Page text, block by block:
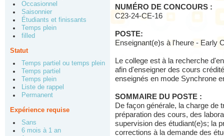
Occasionnel
Saisonnier
Étudiants et finissants
Temps plein
filled
Statut
Temps partiel ou temps plein
Temps partiel
Temps plein
Liste de rappel
Permanent
Expérience requise
Sans
6 mois à 1 an
NUMÉRO DE CONCOURS :
C23-24-CE-16
POSTE:
Enseignant(e)s à l'heure - Early
Le college est à la recherche
afin d'enseigner des cours
enseignés en mode Synchrone
SOMMAIRE DU POSTE :
De façon générale, la charge de
préparation des cours, des
supervision des étudiant(e)s; la
corrections à la demande des